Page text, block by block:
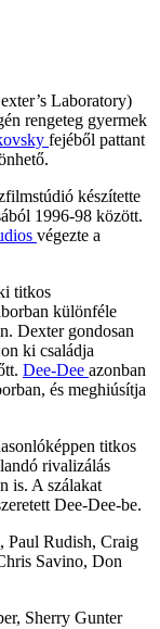
Laboratory)
rengeteg gyermek
fejéből pattant
készítette
1996-98 között.
végezte a
titkos
különféle
Dexter gondosan
ki családja
Dee-Dee azonban
és meghiúsítja
titkos
rivalizálás
is. A szálakat
Dee-Dee-be.
Paul Rudish, Craig
Savino, Don
Sherry Gunter